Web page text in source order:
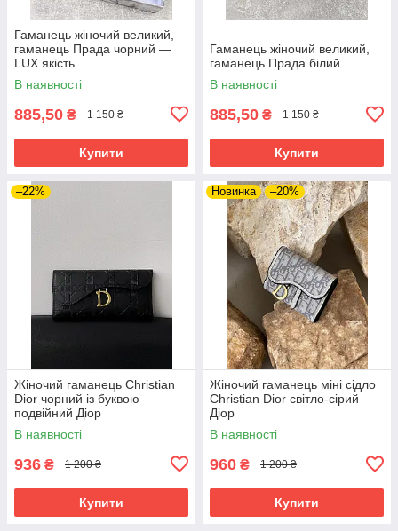
Гаманець жіночий великий,
гаманець Прада чорний —
LUX якість
В наявності
885,50 ₴ 1 150 ₴
Купити
Гаманець жіночий великий,
гаманець Прада білий
В наявності
885,50 ₴ 1 150 ₴
Купити
–22%
Жіночий гаманець Christian
Dior чорний із буквою
подвійний Діор
В наявності
936 ₴ 1 200 ₴
Купити
Новинка –20%
Жіночий гаманець міні сідло
Christian Dior світло-сірий
Діор
В наявності
960 ₴ 1 200 ₴
Купити